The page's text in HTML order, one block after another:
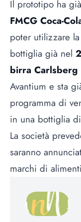
Il prototipo ha
FMCG Coca-
poter utilizzare
bottiglia già nel
birra Carlsberg
Avantium e sta
programma di
in una bottiglia
La società
saranno
marchi di